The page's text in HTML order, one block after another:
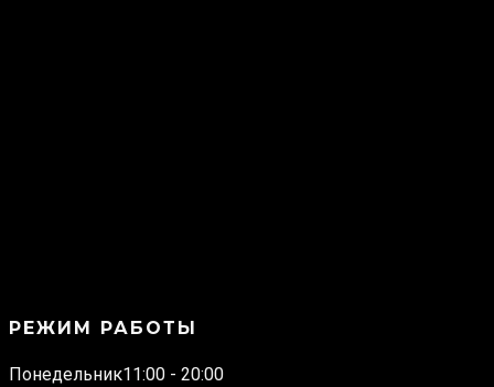
РЕЖИМ РАБОТЫ
Понедельник11:00 - 20:00